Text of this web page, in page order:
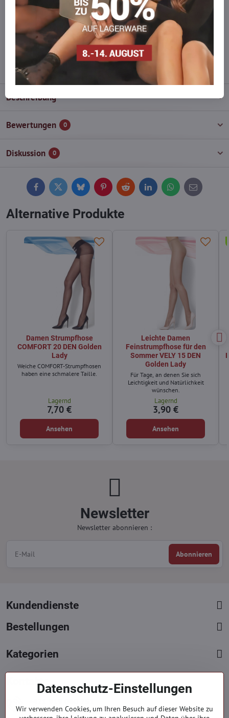
auf Lager haben?
Zögern Sie nicht, uns zu kontaktieren, wir füllen die Ware für Sie
wieder auf!
info​@everlady​.eu
Beschreibung
Bewertungen 0
Diskussion 0
FacebookTwitterBlueskyPinterestReddit LinkedInWhatsApp
E-
mail
Alternative Produkte
Damen Strumpfhose
COMFORT 20 DEN Golden
Lady
Weiche COMFORT-Strumpfhosen
haben eine schmalere Taille.
Lagernd
7,70 €
Ansehen
Leichte Damen
Feinstrumpfhose für den
Sommer VELY 15 DEN
Golden Lady
Für Tage, an denen Sie sich
Leichtigkeit und Natürlichkeit
wünschen.
Lagernd
3,90 €
Ansehen
Newsletter
Newsletter abonnieren :
Abonnieren
Kundendienste
Bestellungen
Kategorien
Kontakte
Mont. - Freit. : 09:00 - 15:00 hod.
Datenschutz-Einstellungen
Wir verwenden Cookies, um Ihren Besuch auf dieser Website zu